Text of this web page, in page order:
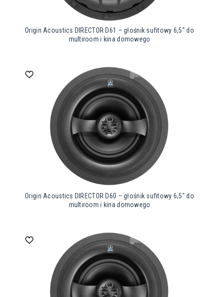
Origin Acoustics DIRECTOR D61 – głośnik sufitowy 6,5″ do
multiroom i kina domowego
Origin Acoustics DIRECTOR D60 – głośnik sufitowy 6,5″ do
multiroom i kina domowego